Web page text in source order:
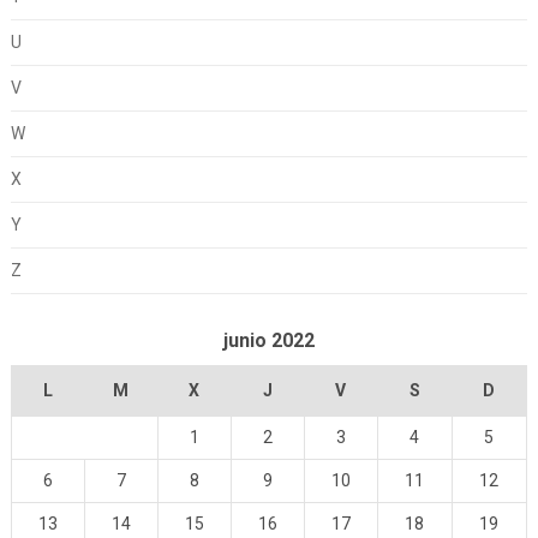
U
V
W
X
Y
Z
junio 2022
L M X J V S D
1 2 3 4 5
6 7 8 9 10 11 12
13 14 15 16 17 18 19